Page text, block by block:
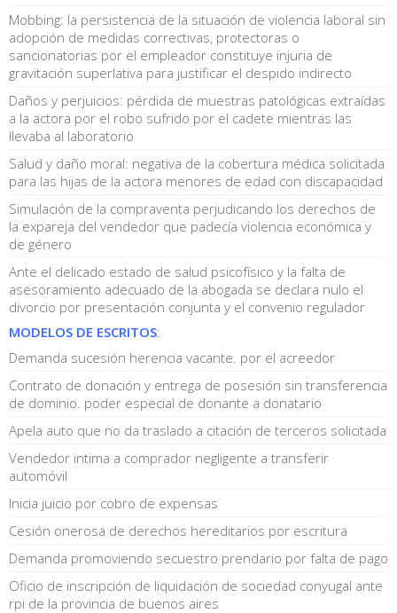
Mobbing: la persistencia de la situación de violencia laboral sin
adopción de medidas correctivas, protectoras o
sancionatorias por el empleador constituye injuria de
gravitación superlativa para justificar el despido indirecto
Daños y perjuicios: pérdida de muestras patológicas extraídas
a la actora por el robo sufrido por el cadete mientras las
llevaba al laboratorio
Salud y daño moral: negativa de la cobertura médica solicitada
para las hijas de la actora menores de edad con discapacidad
Simulación de la compraventa perjudicando los derechos de
la expareja del vendedor que padecía violencia económica y
de género
Ante el delicado estado de salud psicofísico y la falta de
asesoramiento adecuado de la abogada se declara nulo el
divorcio por presentación conjunta y el convenio regulador
MODELOS DE ESCRITOS:
Demanda sucesión herencia vacante. por el acreedor
Contrato de donación y entrega de posesión sin transferencia
de dominio. poder especial de donante a donatario
Apela auto que no da traslado a citación de terceros solicitada
Vendedor intima a comprador negligente a transferir
automóvil
Inicia juicio por cobro de expensas
Cesión onerosa de derechos hereditarios por escritura
Demanda promoviendo secuestro prendario por falta de pago
Oficio de inscripción de liquidación de sociedad conyugal ante
rpi de la provincia de buenos aires